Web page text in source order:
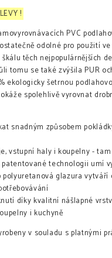
!
PVC
odolné pro použití
těch nejpopulárnějších
tomu se také zvýšila PUR
ekologicky šetrnou
spolehlivě vyrovnat
snadným způsobem
vstupní haly i koupelny -
technologii umí
polyuretanová glazura
díky kvalitní nášlapné
i kuchyně
v souladu s platnými